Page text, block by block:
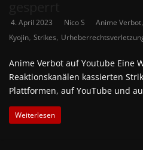
4. April 2023 Nico S Anime Verbot,
Kyojin, Strikes,
Anime Verbot auf Youtube Eine
Reaktionskanälen kassierten
Plattformen, auf YouTube und
Weiterlesen